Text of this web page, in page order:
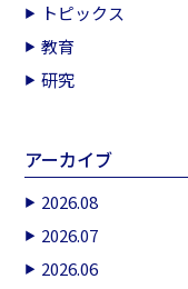
トピックス
教育
研究
アーカイブ
2026.08
2026.07
2026.06